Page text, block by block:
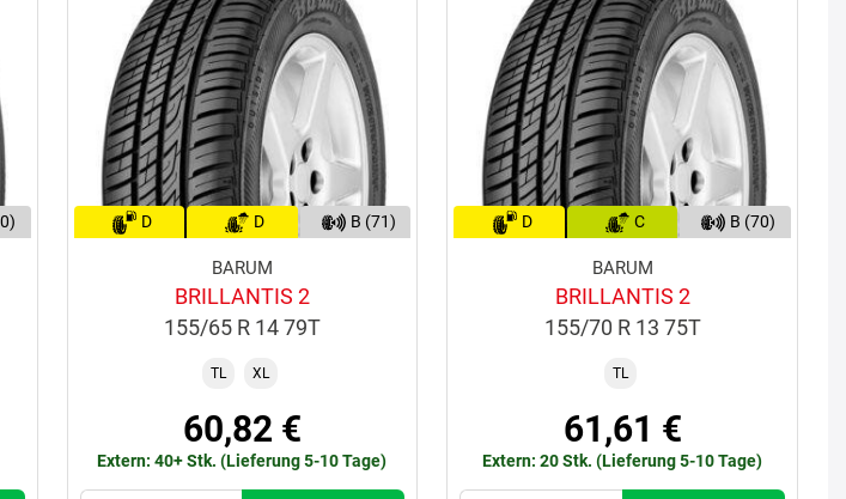
D D B (71)
BARUM
BRILLANTIS 2
155/65 R 14 79T
TL XL
60,82 €
Extern: 40+ Stk. (Lieferung 5-10 Tage)
D C B (70)
BARUM
BRILLANTIS 2
155/70 R 13 75T
TL
61,61 €
Extern: 20 Stk. (Lieferung 5-10 Tage)